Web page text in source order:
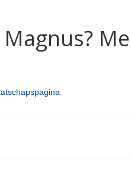
Magnus?